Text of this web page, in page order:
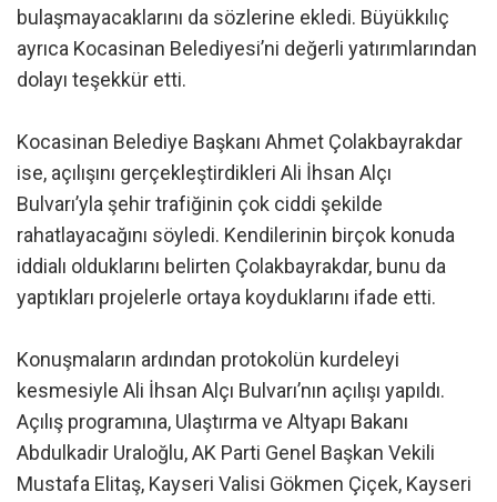
bulaşmayacaklarını da sözlerine ekledi. Büyükkılıç
ayrıca Kocasinan Belediyesi’ni değerli yatırımlarından
dolayı teşekkür etti.
Kocasinan Belediye Başkanı Ahmet Çolakbayrakdar
ise, açılışını gerçekleştirdikleri Ali İhsan Alçı
Bulvarı’yla şehir trafiğinin çok ciddi şekilde
rahatlayacağını söyledi. Kendilerinin birçok konuda
iddialı olduklarını belirten Çolakbayrakdar, bunu da
yaptıkları projelerle ortaya koyduklarını ifade etti.
Konuşmaların ardından protokolün kurdeleyi
kesmesiyle Ali İhsan Alçı Bulvarı’nın açılışı yapıldı.
Açılış programına, Ulaştırma ve Altyapı Bakanı
Abdulkadir Uraloğlu, AK Parti Genel Başkan Vekili
Mustafa Elitaş, Kayseri Valisi Gökmen Çiçek, Kayseri